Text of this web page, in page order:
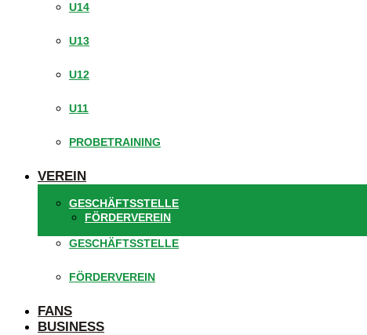
U14
U13
U12
U11
PROBETRAINING
VEREIN
GESCHÄFTSSTELLE
FÖRDERVEREIN
GESCHÄFTSSTELLE
FÖRDERVEREIN
FANS
BUSINESS